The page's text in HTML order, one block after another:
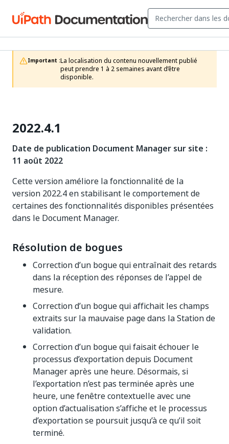
Important :La localisation du contenu nouvellement publié
peut prendre 1 à 2 semaines avant d’être
disponible.
2022.4.1
Date de publication Document Manager sur site :
11 août 2022
Cette version améliore la fonctionnalité de la
version 2022.4 en stabilisant le comportement de
certaines des fonctionnalités disponibles présentées
dans le Document Manager.
Résolution de bogues
Correction d’un bogue qui entraînait des retards
dans la réception des réponses de l’appel de
mesure.
Correction d’un bogue qui affichait les champs
extraits sur la mauvaise page dans la Station de
validation.
Correction d’un bogue qui faisait échouer le
processus d’exportation depuis Document
Manager après une heure. Désormais, si
l’exportation n’est pas terminée après une
heure, une fenêtre contextuelle avec une
option d’actualisation s’affiche et le processus
d’exportation se poursuit jusqu’à ce qu’il soit
terminé.